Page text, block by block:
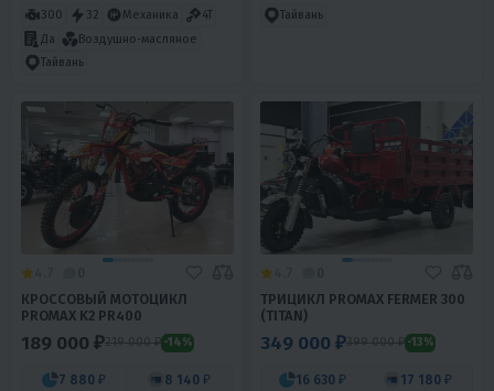
300 32 Механика
4T
Да
Воздушно-масляное
Тайвань
Тайвань
КРОССОВЫЙ МОТОЦИКЛ
PROMAX K2 PR400
189 000 ₽219 000 ₽ -14%
7 880 ₽ 8 140 ₽
ТРИЦИКЛ PROMAX FERMER 300
(TITAN)
349 000 ₽399 000 ₽ -13%
16 630 ₽ 17 180 ₽